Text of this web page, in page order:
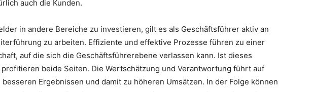
auch die Kunden.
in andere Bereiche zu investieren, gilt es als Geschäftsführer aktiv an
zu arbeiten. Effiziente und effektive Prozesse führen zu einer
auf die sich die Geschäftsführerebene verlassen kann. Ist dieses
beide Seiten. Die Wertschätzung und Verantwortung führt auf
Ergebnissen und damit zu höheren Umsätzen. In der Folge können